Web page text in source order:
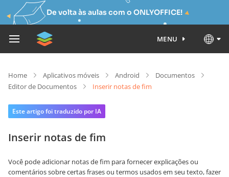
De volta às aulas com o ONLYOFFICE!
MENU
Home Aplicativos móveis Android
Documentos
Editor de Documentos
Inserir notas de fim
Este artigo foi traduzido por IA
Inserir notas de fim
Você pode adicionar notas de fim para fornecer explicações ou
comentários sobre certas frases ou termos usados em seu texto, fazer